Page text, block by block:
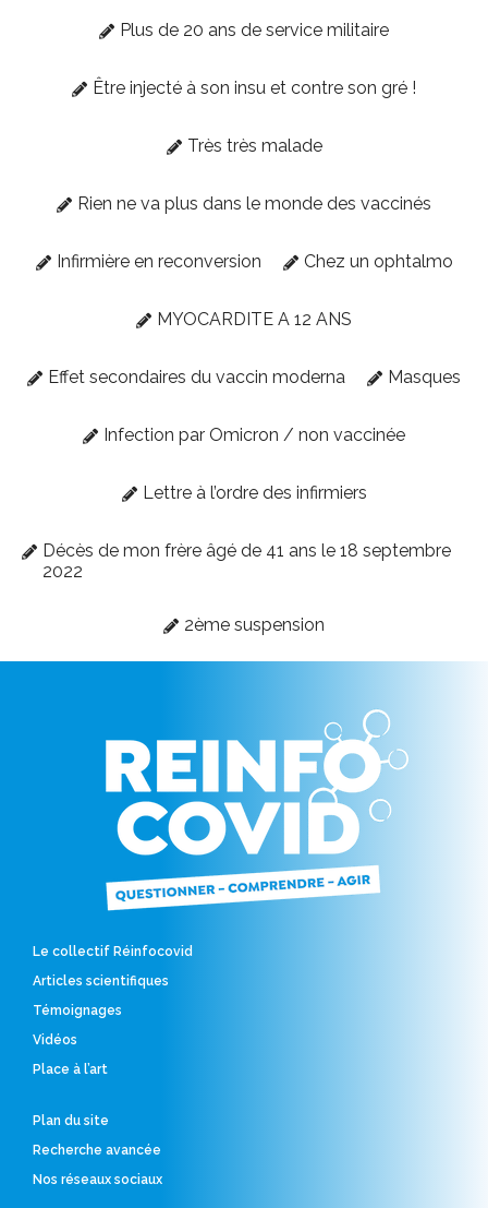
Plus de 20 ans de service militaire
Être injecté à son insu et contre son gré !
Très très malade
Rien ne va plus dans le monde des vaccinés
Infirmière en reconversion Chez un ophtalmo
MYOCARDITE A 12 ANS
Effet secondaires du vaccin moderna Masques
Infection par Omicron / non vaccinée
Lettre à l’ordre des infirmiers
Décès de mon frère âgé de 41 ans le 18 septembre
2022
2ème suspension
Le collectif Réinfocovid
Articles scientifiques
Témoignages
Vidéos
Place à l’art
Plan du site
Recherche avancée
Nos réseaux sociaux